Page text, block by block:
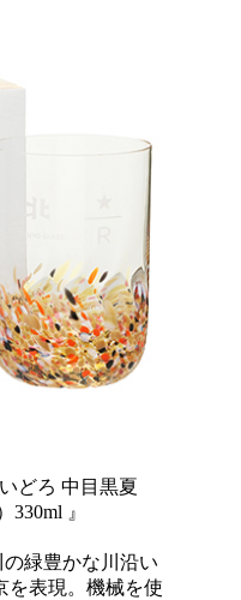
どろ 中目黒夏
330ml 』
緑豊かな川沿い
を表現。機械を使